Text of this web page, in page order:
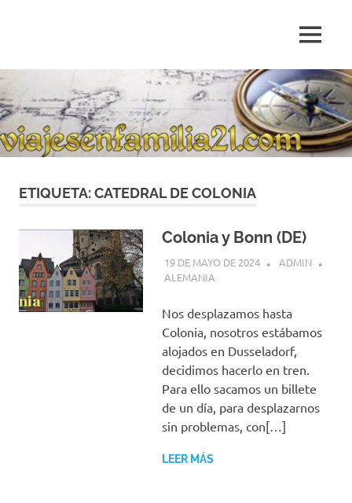
de
de
viajes
personales
MENÚ
ETIQUETA:CATEDRAL DE COLONIA
Colonia y Bonn (DE)
19 DE MAYO DE 2024
ADMIN
ALEMANIA
Nos desplazamos hasta
Colonia, nosotros estábamos
alojados en Dusseladorf,
decidimos hacerlo en tren.
Para ello sacamos un billete
de un día, para desplazarnos
sin problemas, con[…]
LEER MÁS